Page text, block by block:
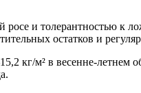
и толерантностью к
остатков и
кг/м² в весенне-летнем